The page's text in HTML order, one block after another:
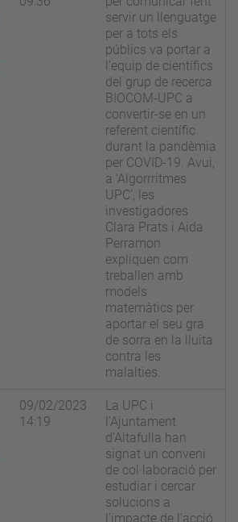
servir un llenguatge
per a tots els
públics va portar a
l’equip de científics
del grup de recerca
BIOCOM-UPC a
convertir-se en un
referent científic
durant la pandèmia
per COVID-19. Avui,
a ‘Algorrritmes
UPC’, les
investigadores
Clara Prats i Aida
Perramon
expliquen com
treballen amb
models
matemàtics per
aportar el seu gra
de sorra en la lluita
contra les
malalties.
09/02/2023
14:19
La UPC i
l’Ajuntament
d’Altafulla han
signat un conveni
de col·laboració per
estudiar i cercar
solucions a
l'impacte de l'acció